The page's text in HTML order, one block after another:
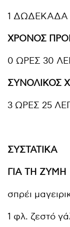
1 ΔΩΔΕΚΑΔΑ
ΧΡΟΝΟΣ
0 ΩΡΕΣ 30
ΣΥΝΟΛΙΚΟΣ
3 ΩΡΕΣ 25
ΣΥΣΤΑΤΙΚΑ
ΓΙΑ ΤΗ ΖΥΜΗ
σπρέι
1 φλ. ζεστό